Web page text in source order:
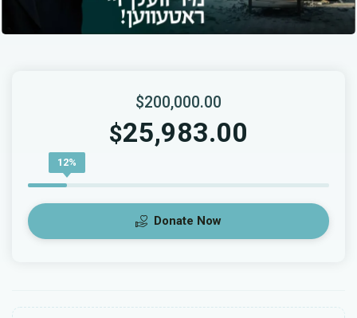
$200,000.00
$25,983.00
12%
Donate Now